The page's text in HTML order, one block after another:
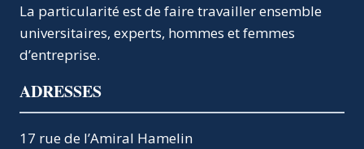
La particularité est de faire travailler ensemble
universitaires, experts, hommes et femmes
d’entreprise.
ADRESSES
17 rue de l’Amiral Hamelin